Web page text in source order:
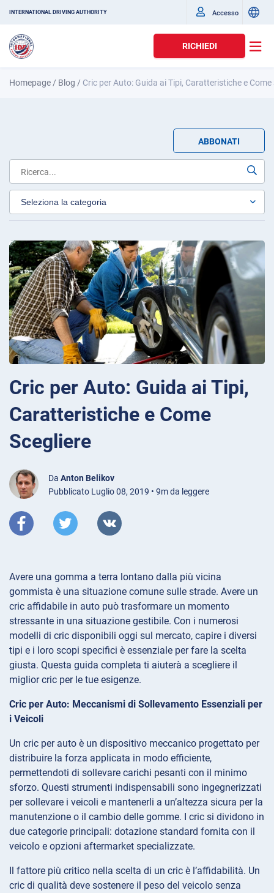
INTERNATIONAL DRIVING AUTHORITY Accesso
RICHIEDI
Homepage / Blog / Cric per Auto: Guida ai Tipi, Caratteristiche e Come
ABBONATI
Cric per Auto: Guida ai Tipi,
Caratteristiche e Come
Scegliere
Da Anton Belikov
Pubblicato Luglio 08, 2019 • 9m da leggere
Avere una gomma a terra lontano dalla più vicina
gommista è una situazione comune sulle strade. Avere un
cric affidabile in auto può trasformare un momento
stressante in una situazione gestibile. Con i numerosi
modelli di cric disponibili oggi sul mercato, capire i diversi
tipi e i loro scopi specifici è essenziale per fare la scelta
giusta. Questa guida completa ti aiuterà a scegliere il
miglior cric per le tue esigenze.
Cric per Auto: Meccanismi di Sollevamento Essenziali per
i Veicoli
Un cric per auto è un dispositivo meccanico progettato per
distribuire la forza applicata in modo efficiente,
permettendoti di sollevare carichi pesanti con il minimo
sforzo. Questi strumenti indispensabili sono ingegnerizzati
per sollevare i veicoli e mantenerli a un’altezza sicura per la
manutenzione o il cambio delle gomme. I cric si dividono in
due categorie principali: dotazione standard fornita con il
veicolo e opzioni aftermarket specializzate.
Il fattore più critico nella scelta di un cric è l’affidabilità. Un
cric di qualità deve sostenere il peso del veicolo senza